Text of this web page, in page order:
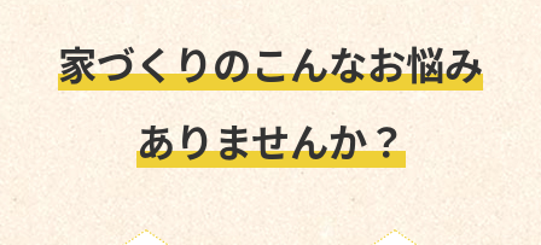
家づくりのこんなお悩み
ありませんか？